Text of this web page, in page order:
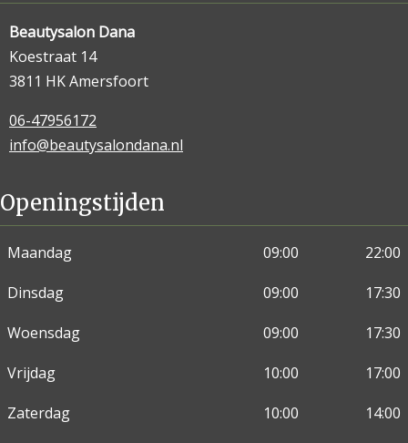
Beautysalon Dana
Koestraat 14
3811 HK Amersfoort
06-47956172
info@beautysalondana.nl
Openingstijden
Maandag 09:00
22:00
Dinsdag
09:00
17:30
Woensdag
09:00
17:30
Vrijdag
10:00
17:00
Zaterdag
10:00 14:00